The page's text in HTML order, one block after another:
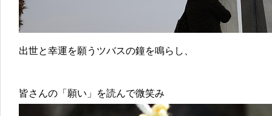
出世と幸運を願うツバスの鐘を鳴らし、
皆さんの「願い」を読んで微笑み